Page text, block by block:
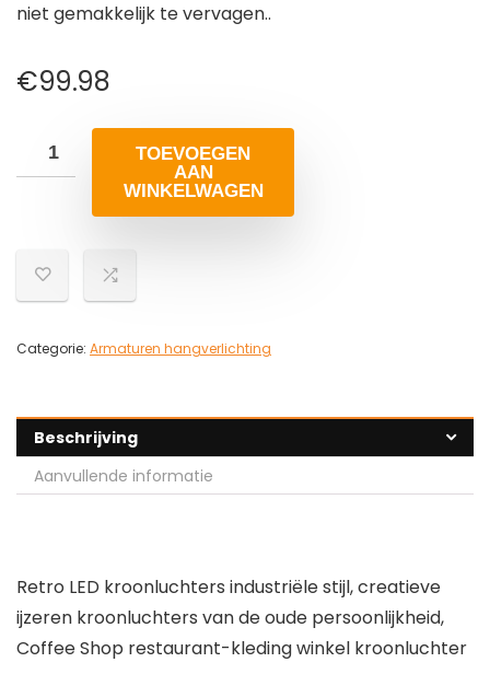
niet gemakkelijk te vervagen..
€99.98
TOEVOEGEN
AAN
WINKELWAGEN
Categorie: Armaturen hangverlichting
Beschrijving
Aanvullende informatie
Retro LED kroonluchters industriële stijl, creatieve
ijzeren kroonluchters van de oude persoonlijkheid,
Coffee Shop restaurant-kleding winkel kroonluchter